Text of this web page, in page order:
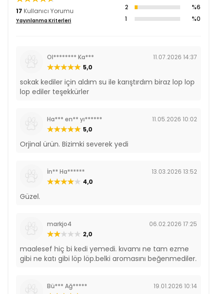
17 Kullanıcı Yorumu
Yayınlanma Kriterleri
2
%6
1
%0
Ol******** Ka***
11.07.2026 14:37
5,0
sokak kediler için aldım su ile karıştırdım biraz lop lop
lop ediler teşekkürler
Ha*** en** yı******
11.05.2026 10:02
5,0
Orjinal ürün. Bizimki severek yedi
İn** Ha******
13.03.2026 13:52
4,0
Güzel.
markjo4
06.02.2026 17:25
2,0
maalesef hiç bi kedi yemedi. kıvamı ne tam ezme
gibi ne katı gibi löp löp.belki aromasını beğenmediler.
Bü*** Ağ*****
19.01.2026 10:14